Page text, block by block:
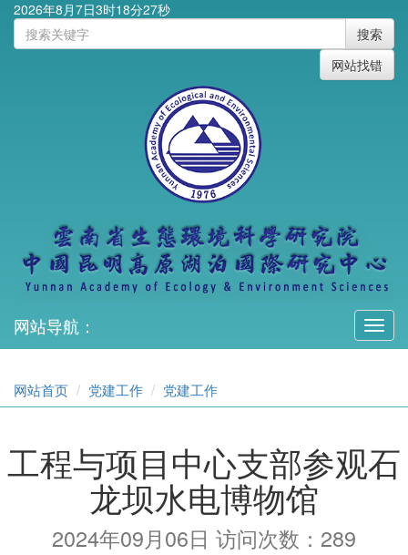
2026年8月7日3时18分27秒
搜索
网站找错
网站导航：
网站首页 党建工作 党建工作
工程与项目中心支部参观石
龙坝水电博物馆
2024年09月06日 访问次数： 289